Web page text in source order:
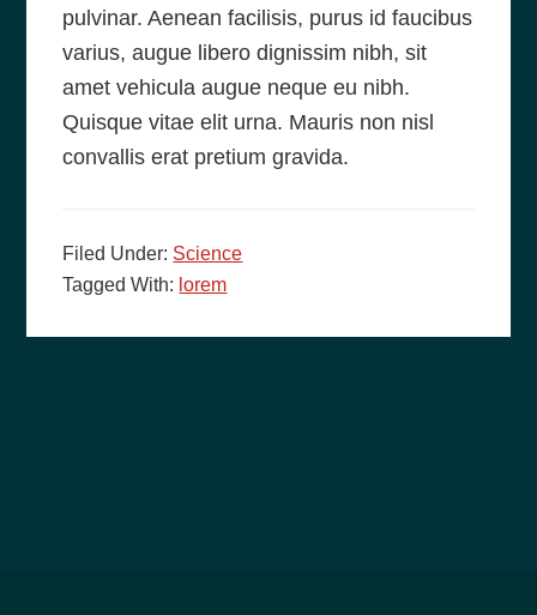
pulvinar. Aenean facilisis, purus id faucibus
varius, augue libero dignissim nibh, sit
amet vehicula augue neque eu nibh.
Quisque vitae elit urna. Mauris non nisl
convallis erat pretium gravida.
Filed Under: Science
Tagged With: lorem